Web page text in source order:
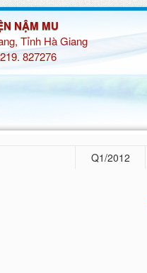
NẬM MU
Tỉnh Hà Giang
827276
Q1/2012